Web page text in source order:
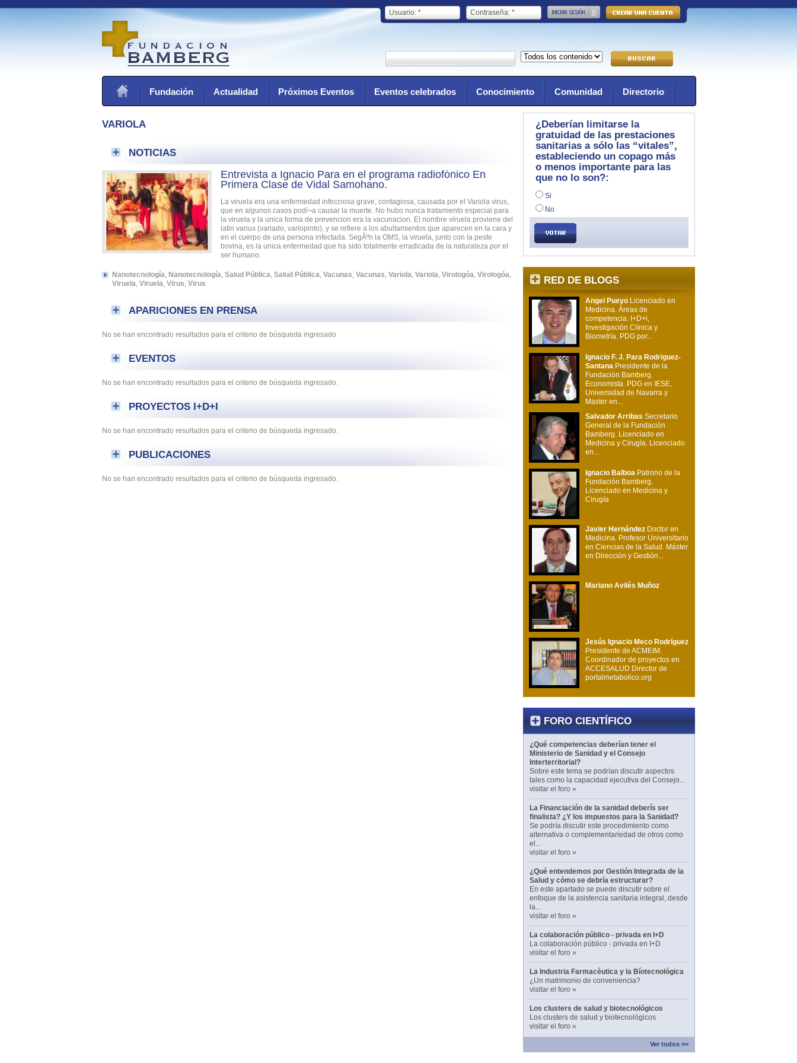
Usuario: * Contraseña: *
Fundación Actualidad Próximos Eventos Eventos celebrados Conocimiento Comunidad Directorio
¿Deberían limitarse la
gratuidad de las prestaciones
sanitarias a sólo las “vitales”,
estableciendo un copago más
o menos importante para las
que no lo son?:
Si
No
RED DE BLOGS
Angel Pueyo Licenciado en
Medicina. Áreas de
competencia: I+D+i,
Investigación Clínica y
Biometría. PDG por...
Ignacio F. J. Para Rodriguez-
Santana Presidente de la
Fundación Bamberg.
Economista. PDG en IESE,
Universidad de Navarra y
Master en...
Salvador Arribas Secretario
General de la Fundación
Bamberg. Licenciado en
Medicina y Cirugía. Licenciado
en...
Ignacio Balboa Patrono de la
Fundación Bamberg,
Licenciado en Medicina y
Cirugía
Javier Hernández Doctor en
Medicina. Profesor Universitario
en Ciencias de la Salud. Máster
en Dirección y Gestión...
Mariano Avilés Muñoz
Jesús Ignacio Meco Rodríguez
Presidente de ACMEIM.
Coordinador de proyectos en
ACCESALUD Director de
portalmetabolico.org
FORO CIENTÍFICO
¿Qué competencias deberían tener el
Ministerio de Sanidad y el Consejo
Interterritorial?
Sobre este tema se podrían discutir aspectos
tales como la capacidad ejecutiva del Consejo...
visitar el foro »
La Financiación de la sanidad deberís ser
finalista? ¿Y los impuestos para la Sanidad?
Se podría discutir este procedimiento como
alternativa o complementariedad de otros como
el...
visitar el foro »
¿Qué entendemos por Gestión Integrada de la
Salud y cómo se debría estructurar?
En este apartado se puede discutir sobre el
enfoque de la asistencia sanitaria integral, desde
la...
visitar el foro »
La colaboración público - privada en I+D
La colaboración público - privada en I+D
visitar el foro »
La Industria Farmacéutica y la Bíotecnológica
¿Un matrimonio de conveniencia?
visitar el foro »
Los clusters de salud y biotecnológicos
Los clusters de salud y biotecnológicos
visitar el foro »
Ver todos >>
VARIOLA
NOTICIAS
Entrevista a Ignacio Para en el programa radiofónico En
Primera Clase de Vidal Samohano.
La viruela era una enfermedad infecciosa grave, contagiosa, causada por el Variola virus,
que en algunos casos podí¬a causar la muerte. No hubo nunca tratamiento especial para
la viruela y la unica forma de prevencion era la vacunacion. El nombre viruela proviene del
latin varius (variado, variopinto), y se refiere a los abultamientos que aparecen en la cara y
en el cuerpo de una persona infectada. SegÃºn la OMS, la viruela, junto con la peste
bovina, es la unica enfermedad que ha sido totalmente erradicada de la naturaleza por el
ser humano.
Nanotecnología Nanotecnología Salud Pública Salud Pública Vacunas Vacunas Variola Variola Virologóa Virologóa
Viruela Viruela Virus Virus
APARICIONES EN PRENSA
No se han encontrado resultados para el criterio de búsqueda ingresado
EVENTOS
No se han encontrado resultados para el criterio de búsqueda ingresado.
PROYECTOS I+D+I
No se han encontrado resultados para el criterio de búsqueda ingresado.
PUBLICACIONES
No se han encontrado resultados para el criterio de búsqueda ingresado.